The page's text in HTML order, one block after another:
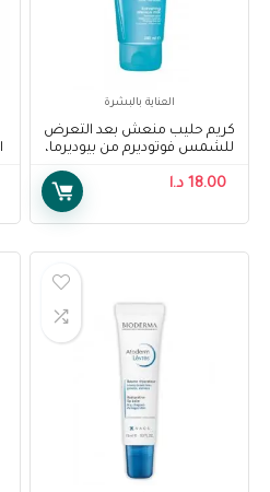
العناية بالبشرة
كريم حليب منعش بعد التعرض
للشمس فوتوديرم من بيوديرما،
Photoderm Après-Soleil
Refreshing After-Sun Milk
18.00 د.ا